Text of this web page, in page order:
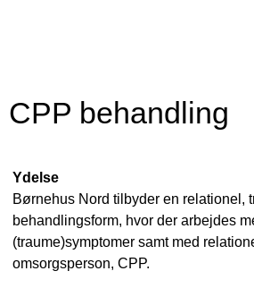
CPP behandling
Ydelse
Børnehus Nord tilbyder en relationel,
behandlingsform, hvor der arbejdes
(traume)symptomer samt med
omsorgsperson, CPP.